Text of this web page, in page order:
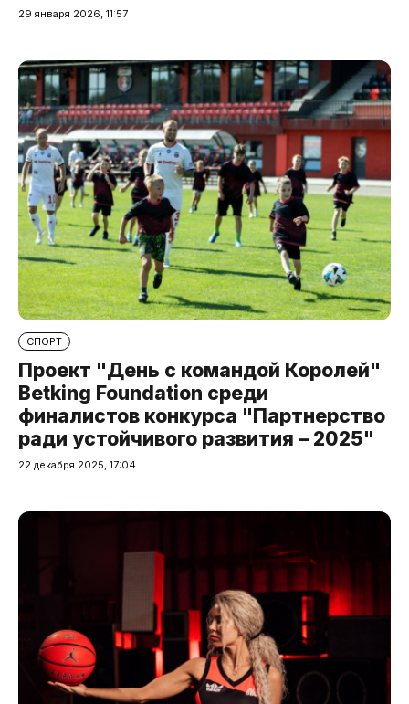
29 января 2026, 11:57
СПОРТ
Проект "День с командой Королей"
Betking Foundation среди
финалистов конкурса "Партнерство
ради устойчивого развития – 2025"
22 декабря 2025, 17:04